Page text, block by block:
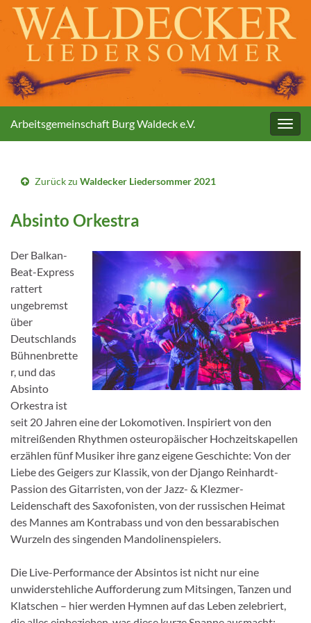
Arbeitsgemeinschaft Burg Waldeck e.V.
Zurück zu Waldecker Liedersommer 2021
Absinto Orkestra
Der Balkan-
Beat-Express
rattert
ungebremst
über
Deutschlands
Bühnenbrette
r, und das
Absinto
Orkestra ist
seit 20 Jahren eine der Lokomotiven. Inspiriert von den
mitreißenden Rhythmen osteuropäischer Hochzeitskapellen
erzählen fünf Musiker ihre ganz eigene Geschichte: Von der
Liebe des Geigers zur Klassik, von der Django Reinhardt-
Passion des Gitarristen, von der Jazz- & Klezmer-
Leidenschaft des Saxofonisten, von der russischen Heimat
des Mannes am Kontrabass und von den bessarabischen
Wurzeln des singenden Mandolinenspielers.
Die Live-Performance der Absintos ist nicht nur eine
unwiderstehliche Aufforderung zum Mitsingen, Tanzen und
Klatschen – hier werden Hymnen auf das Leben zelebriert,